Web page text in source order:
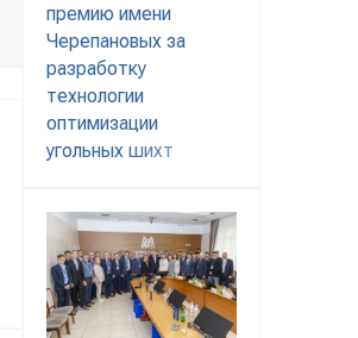
премию имени
Черепановых за
разработку
технологии
оптимизации
угольных шихт